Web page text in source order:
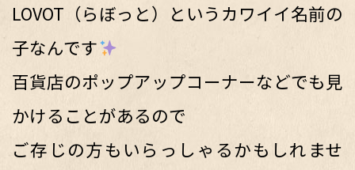
LOVOT（らぼっと）というカワイイ名前の
子なんです
百貨店のポップアップコーナーなどでも見
かけることがあるので
ご存じの方もいらっしゃるかもしれませ